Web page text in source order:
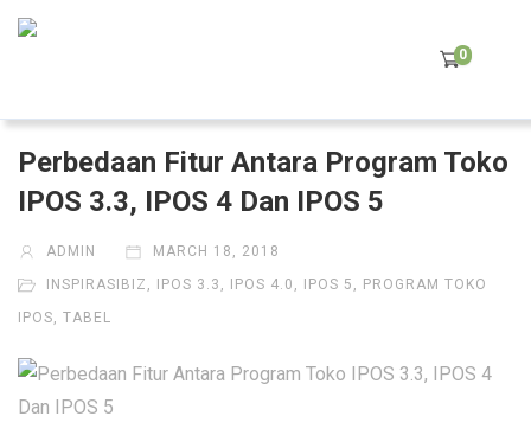
0
Perbedaan Fitur Antara Program Toko
IPOS 3.3, IPOS 4 Dan IPOS 5
ADMIN
MARCH 18, 2018
INSPIRASIBIZ
IPOS 3.3 IPOS 4.0 IPOS 5
PROGRAM TOKO
IPOS
TABEL